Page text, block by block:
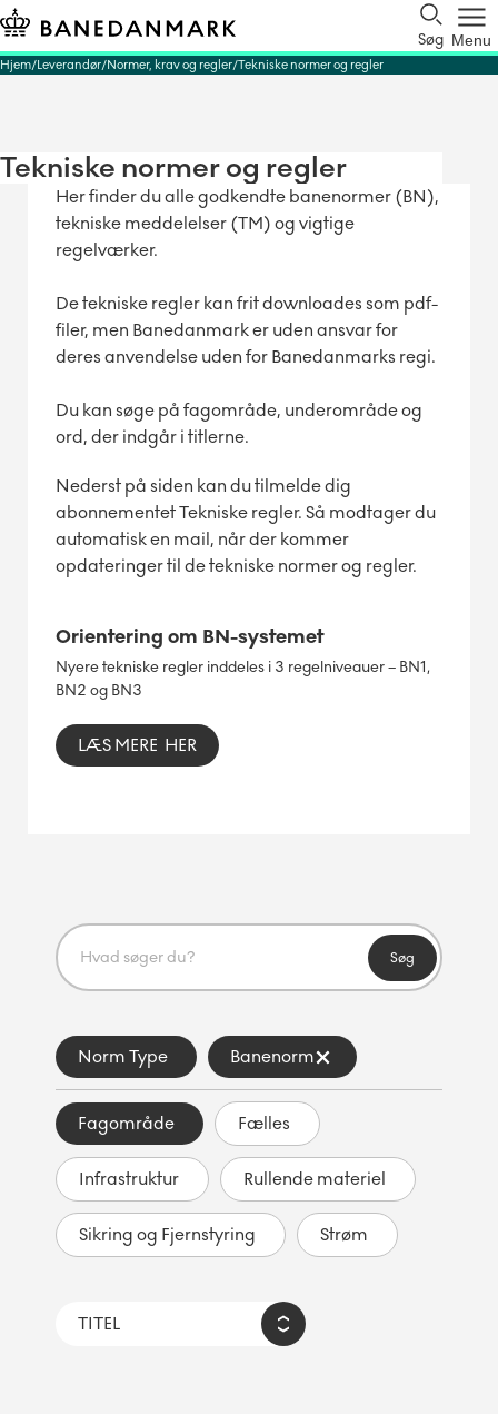
Søg Menu
Hjem Leverandør Normer, krav og regler Tekniske normer og regler
Tekniske normer og regler
Her finder du alle godkendte banenormer (BN),
tekniske meddelelser (TM) og vigtige
regelværker.
De tekniske regler kan frit downloades som pdf-
filer, men Banedanmark er uden ansvar for
deres anvendelse uden for Banedanmarks regi.
Du kan søge på fagområde, underområde og
ord, der indgår i titlerne.
Nederst på siden kan du tilmelde dig
abonnementet Tekniske regler. Så modtager du
automatisk en mail, når der kommer
opdateringer til de tekniske normer og regler.
Orientering om BN-systemet
Nyere tekniske regler inddeles i 3 regelniveauer – BN1,
BN2 og BN3
LÆS MERE HER
Søg
Norm Type Banenorm
Fagområde Fælles
Infrastruktur Rullende materiel
Sikring og Fjernstyring Strøm